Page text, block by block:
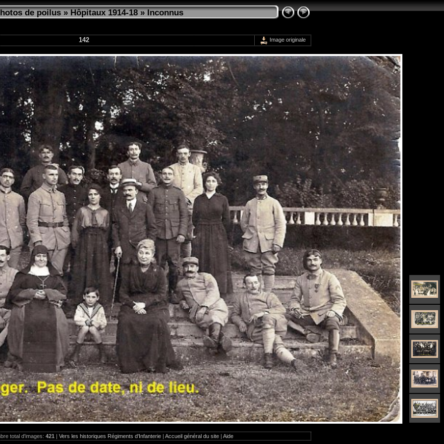
de poilus»Hôpitaux 1914-18»Inconnus
142 Image originale
total d'images: 421 | Vers les historiques Régiments d'Infanterie| Accueil général du site| Aide